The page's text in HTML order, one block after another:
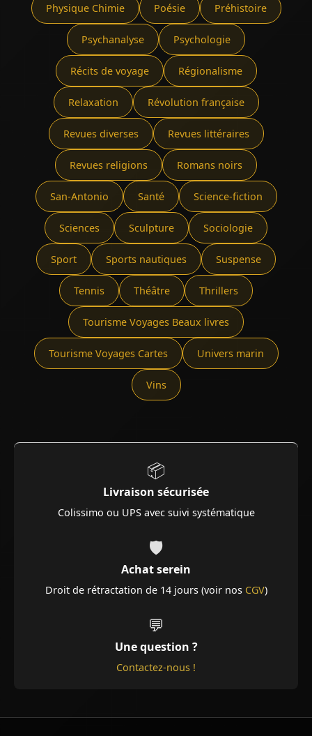
Physique Chimie Poésie Préhistoire
Psychanalyse Psychologie
Récits de voyage Régionalisme
Relaxation Révolution française
Revues diverses Revues littéraires
Revues religions Romans noirs
San-Antonio Santé Science-fiction
Sciences Sculpture Sociologie
Sport Sports nautiques Suspense
Tennis Théâtre Thrillers
Tourisme Voyages Beaux livres
Tourisme Voyages Cartes Univers marin
Vins
📦
Livraison sécurisée
Colissimo ou UPS avec suivi systématique
🛡️
Achat serein
Droit de rétractation de 14 jours (voir nos CGV)
💬
Une question ?
Contactez-nous !